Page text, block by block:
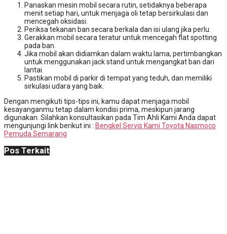
Panaskan mesin mobil secara rutin, setidaknya beberapa
menit setiap hari, untuk menjaga oli tetap bersirkulasi dan
mencegah oksidasi.
Periksa tekanan ban secara berkala dan isi ulang jika perlu.
Gerakkan mobil secara teratur untuk mencegah flat spotting
pada ban.
Jika mobil akan didiamkan dalam waktu lama, pertimbangkan
untuk menggunakan jack stand untuk mengangkat ban dari
lantai.
Pastikan mobil di parkir di tempat yang teduh, dan memiliki
sirkulasi udara yang baik.
Dengan mengikuti tips-tips ini, kamu dapat menjaga mobil
kesayanganmu tetap dalam kondisi prima, meskipun jarang
digunakan. Silahkan konsultasikan pada Tim Ahli Kami Anda dapat
mengunjungi link berikut ini : Bengkel Servis Kami Toyota Nasmoco
Pemuda Semarang
Pos Terkait